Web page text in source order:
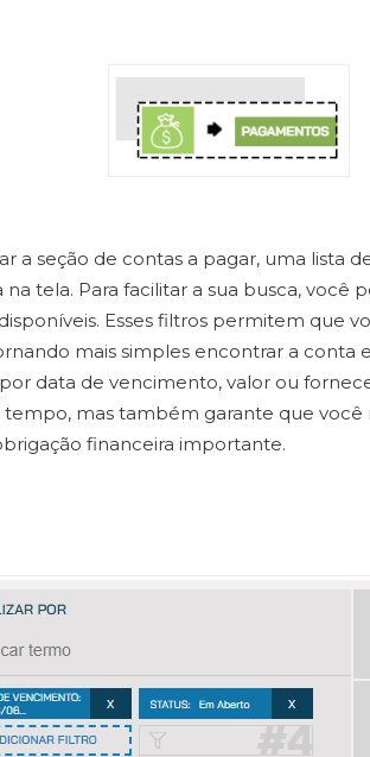
a seção de contas a pagar, uma lista
na tela. Para facilitar a sua busca, você
Esses filtros permitem que
mais simples encontrar a conta
data de vencimento, valor ou
tempo, mas também garante que você
financeira importante.